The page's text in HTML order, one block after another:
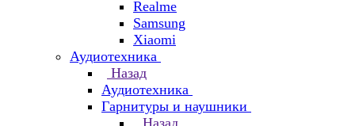
Realme
Samsung
Xiaomi
Аудиотехника
Назад
Аудиотехника
Гарнитуры и наушники
Назад